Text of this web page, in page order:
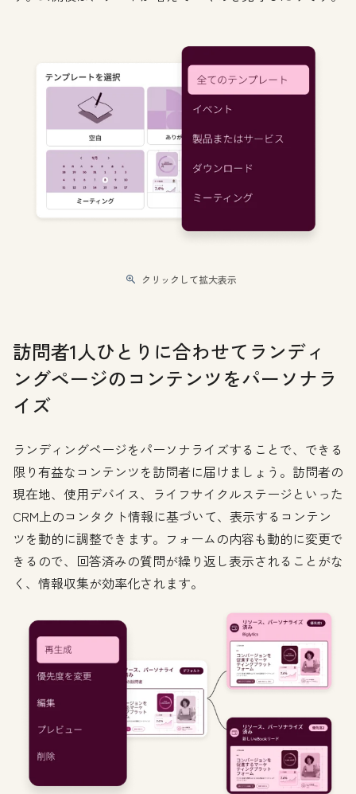
クリックして拡大表示
訪問者1人ひとりに合わせてランディ
ングページのコンテンツをパーソナラ
イズ
ランディングページをパーソナライズすることで、できる
限り有益なコンテンツを訪問者に届けましょう。訪問者の
現在地、使用デバイス、ライフサイクルステージといった
CRM上のコンタクト情報に基づいて、表示するコンテン
ツを動的に調整できます。フォームの内容も動的に変更で
きるので、回答済みの質問が繰り返し表示されることがな
く、情報収集が効率化されます。